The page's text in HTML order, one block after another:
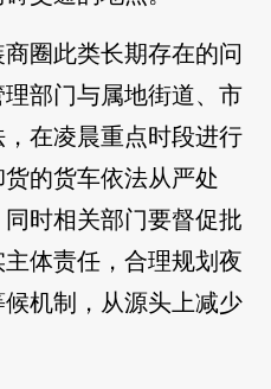
圈此类长期存在的问
部门与属地街道、市
在凌晨重点时段进行
的货车依法从严处
时相关部门要督促批
体责任，合理规划夜
机制，从源头上减少